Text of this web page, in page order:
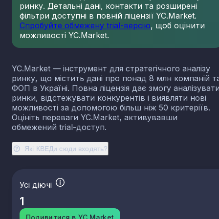
Які КВЕДи сюди входять?
ринку. Детальні дані, контакти та розширені
фільтри доступні в повній ліцензії YC.Market.
Спробуйте обмежену trial-версію, щоб оцінити
можливості YC.Market.
YC.Market — інструмент для стратегічного аналізу
ринку, що містить дані про понад 8 млн компаній
ФОП в Україні. Повна ліцензія дає змогу
ринки, відстежувати конкурентів і виявляти нові
можливості за допомогою більш ніж 50 критеріїв.
Оцініть переваги YC.Market, активувавши
обмежений trial-доступ.
Усі діючі
1
Подивитися в YC.Market
23.13 Виробництво порожнистого скла
23.14 Виробництво скловолокна
23.19 Виробництво й оброблення інших скляних
23.31 Виробництво керамічних плиток і плит
23.32 Виробництво цегли, черепиці та інших
виробів із випаленої глини
23.41
Виробництво господарських і декоративних
керамічних виробів
23.42
Виробництво керамічних санітарно-технічних
23.43 Виробництво керамічних електроізоляторів та
ізоляційної арматури
призначення
23.49 Виробництво інших керамічних виробів
23.52 Виробництво вапна та гіпсових сумішей